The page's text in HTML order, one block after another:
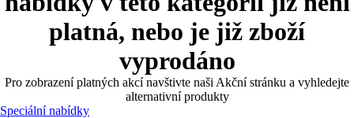
platná, nebo je již zboží
vyprodáno
Pro zobrazení platných akcí navštivte naši Akční stránku a vyhledejte
alternativní produkty
Speciální nabídky